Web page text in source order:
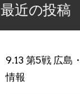
最近の投稿
9.13 第5戦 広島
情報